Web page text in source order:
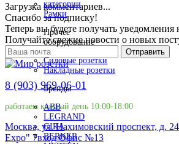
Рамки
Прочее
оборудование
Силовые розетки
Накладные розетки
Бренды
ABB
LEGRAND
GIRA
BERKER
Загрузка комментариев...
Спасибо за подписку!
Теперь вы будете получать уведомления
Получайте свежие новости о новых
Отправить
8 (903) 969-06-01
работаем каждый день 10:00-18:00
Москва, ул. Нахимовский проспект, д.
Expo" 7вход Офис №13